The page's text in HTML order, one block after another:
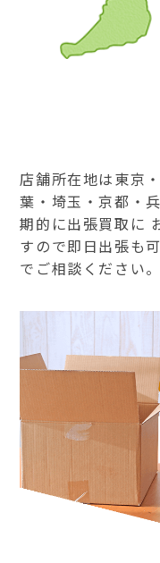
店舗所在地は東京
葉・埼玉・京都・
期的に出張買取に
すので即日出張も
でご相談ください。